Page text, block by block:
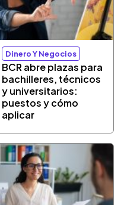
Dinero Y Negocios
BCR abre plazas para
bachilleres, técnicos
y universitarios:
puestos y cómo
aplicar